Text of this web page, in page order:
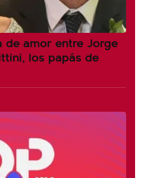
de amor entre Jorge
los papás de